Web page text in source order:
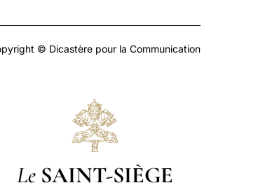
© Dicastère pour la Communication
Le SAINT-SIÈGE